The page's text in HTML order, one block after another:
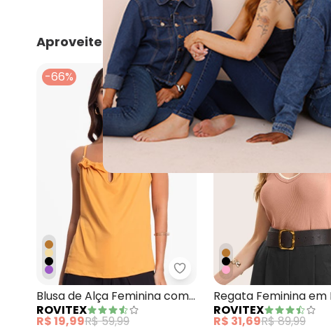
Aproveite e compre junto
-66%
Rovitex - Blusa de Alça
Blusa de Alça Feminina com
Babado na Marrom
ROVITEX
R$ 19,99R$ 59,99
-64%
Regata Feminina em
Marrom
ROVITEX
R$ 31,69R$ 89,99